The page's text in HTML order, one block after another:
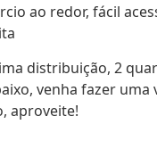
ao redor, fácil
distribuição, 2
venha fazer uma
aproveite!